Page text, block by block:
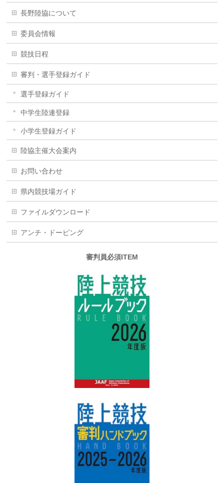
長野陸協について
委員会情報
競技日程
審判・選手登録ガイド
選手登録ガイド
中学生陸連登録
小学生登録ガイド
陸協主催大会案内
お問い合わせ
県内競技場ガイド
ファイルダウンロード
アンチ・ドーピング
審判員必須ITEM